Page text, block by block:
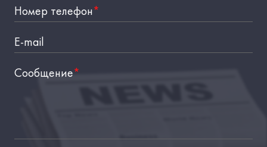
Номер телефон*
E-mail
Сообщение*